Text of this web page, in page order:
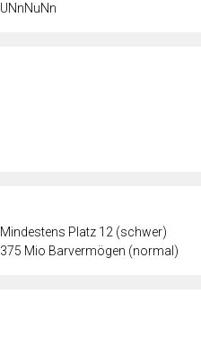
Mindestens Platz 12 (schwer)
375 Mio Barvermögen (normal)
UNnNuNn